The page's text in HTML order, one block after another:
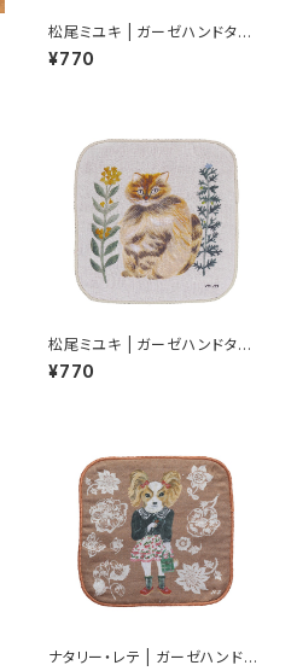
松尾ミユキ | ガーゼハンドタオ
ル ペルル | Gauze Hand Tow
el Perle
¥770
松尾ミユキ | ガーゼハンドタオ
ル ブッシュ（アイボリー）| Gauz
e hand towel Bush (IV)
¥770
ナタリー・レテ | ガーゼハンドタ